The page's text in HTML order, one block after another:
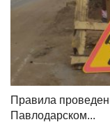
Правила
Павлодарском...